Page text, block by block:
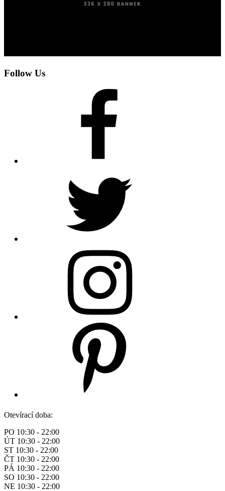
Follow Us
Otevírací doba:
PO 10:30 - 22:00
ÚT 10:30 - 22:00
ST 10:30 - 22:00
ČT 10:30 - 22:00
PÁ 10:30 - 22:00
SO 10:30 - 22:00
NE 10:30 - 22:00